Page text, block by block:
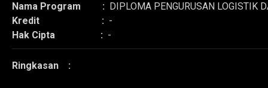
Nama Program : DIPLOMA PENGURUSAN LOGISTIK
Kredit : -
Hak Cipta : -
Ringkasan :